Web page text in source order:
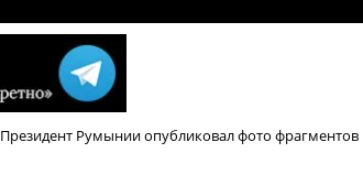
Президент Румынии опубликовал фото